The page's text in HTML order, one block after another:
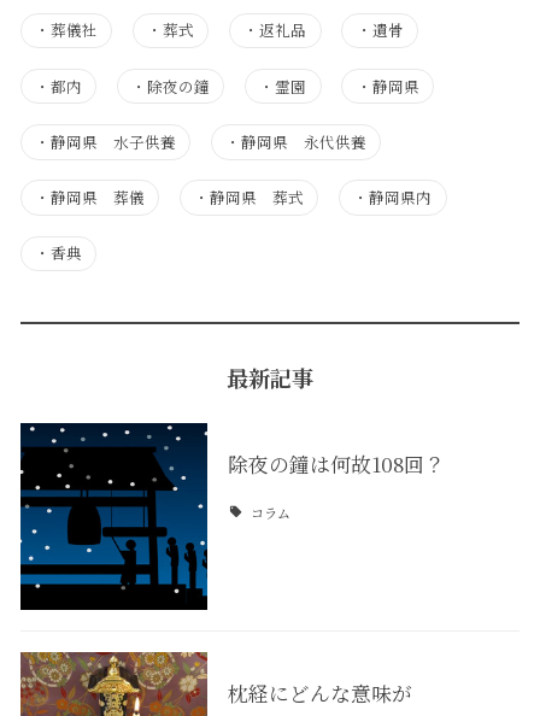
・ 葬儀社 ・葬式 ・返礼品 ・ 遺骨
・ 都内 ・ 除夜の鐘 ・霊園 ・ 静岡県
・ 静岡県 水子供養 ・静岡県 永代供養
・ 静岡県 葬儀 ・静岡県 葬式 ・静岡県内
・ 香典
最新記事
除夜の鐘は何故108回？
コラム
枕経にどんな意味が